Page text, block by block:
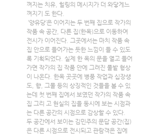
껴지는 치유, 힐링의 메시지가 더 와닿게느
껴지기 도 한다.
작품 속 공간, 다른 집(한옥)으로 이동하여
전시가 이어진다. 그곳에서는 마치 작품 속
집 안으로 들어가는 듯한 느낌이 들 수 있도
록 기획되었다. 실제 한 옥의 문을 열고 들어
가면 작가의 집 작품 안에 그려진 풀밭 형상
이 나온다. 한옥 곳곳에 병풍 작업과 십장생
도, 향, 그물 등의 상징적인 것들을 볼 수 있
는데 첫 번째 집에서 보였던 작가의 작품 속
집 그리 고 현실의 집을 동시에 보는 시점과
는 다른 공간의 시점으로 감상할 수 있다.
두 공간에서 보이는 김민주의 문답 공간(집)
은 다른 시점으로 전시되고 관람객은 집에